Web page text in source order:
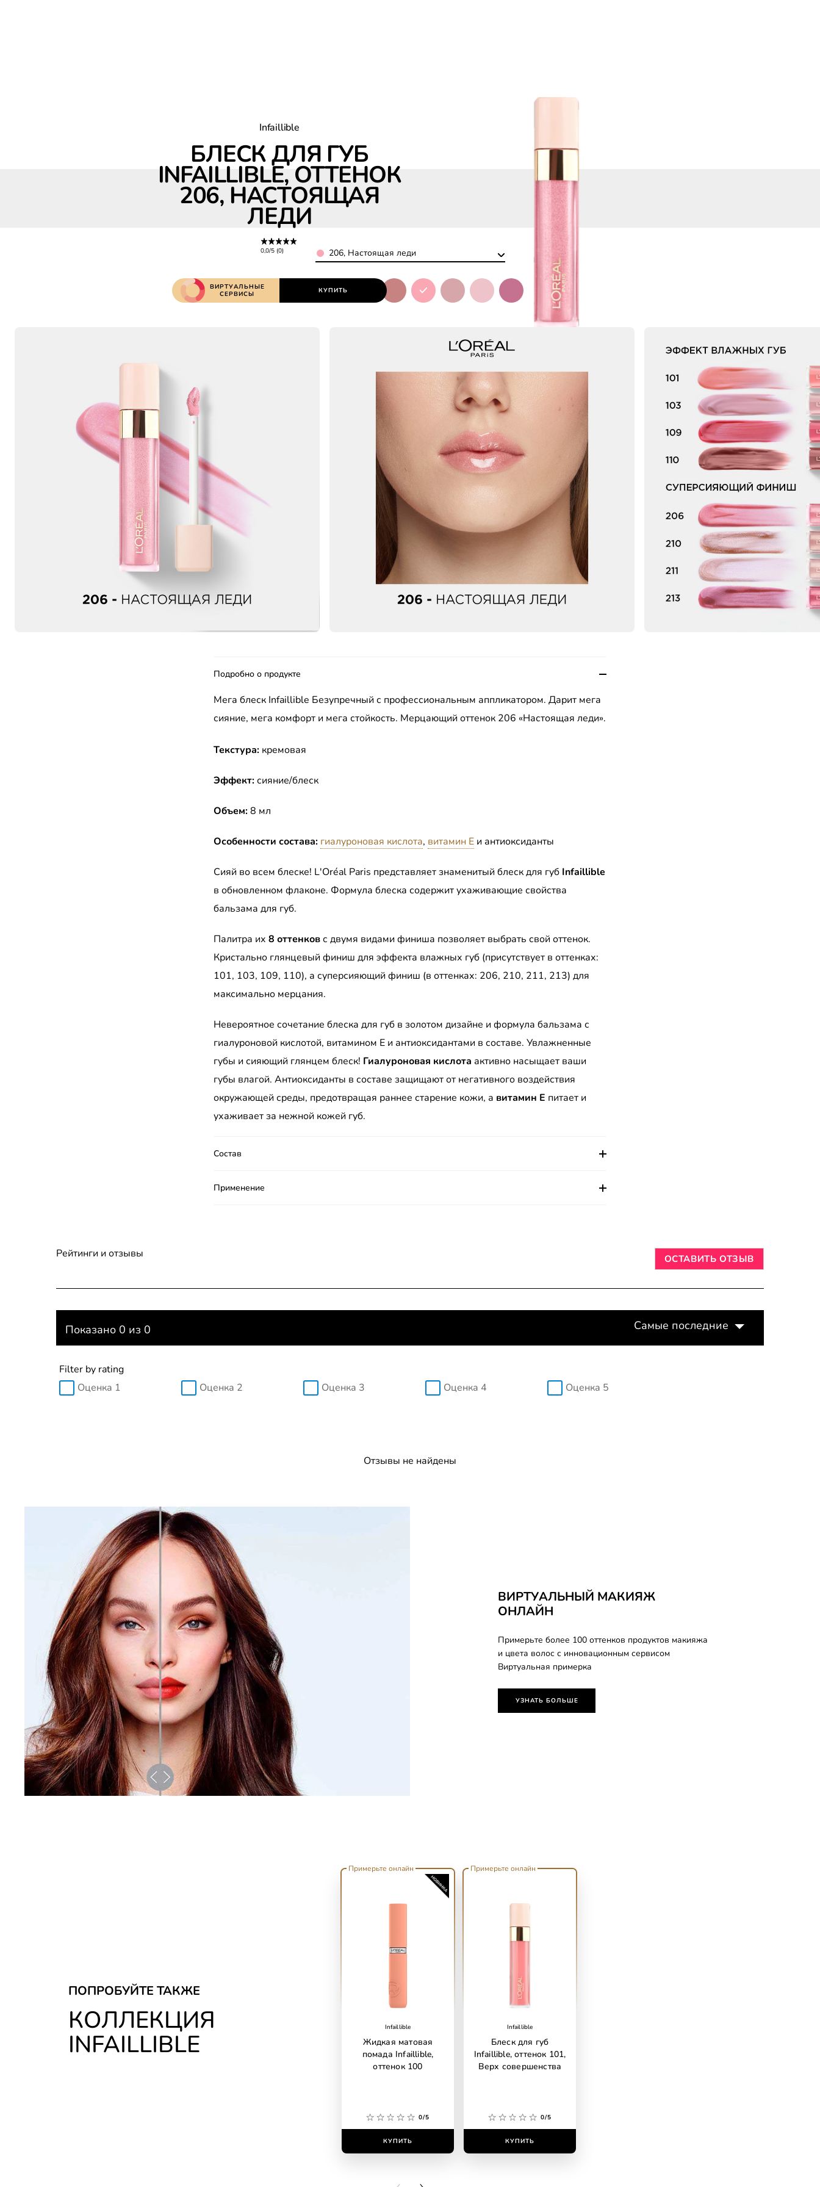
Infaillible
БЛЕСК ДЛЯ ГУБ
INFAILLIBLE, ОТТЕНОК
206, НАСТОЯЩАЯ
ЛЕДИ
0,0/5 (0)
ВИРТУАЛЬНЫЕ
СЕРВИСЫ
КУПИТЬ
Color206, Настоящая леди
Подробно о продукте
Мега блеск Infaillible Безупречный с профессиональным аппликатором. Дарит мега
сияние, мега комфорт и мега стойкость. Мерцающий оттенок 206 «Настоящая леди».
Текстура: кремовая
Эффект:сияние/блеск
Объем:8 мл
Особенности состава: гиалуроновая кислота, витамин Е и антиоксиданты
Сияй во всем блеске! L'Oréal Paris представляет знаменитый блеск для губ Infaillible
в обновленном флаконе. Формула блеска содержит ухаживающие свойства
бальзама для губ.
Палитра их 8 оттенковс двумя видами финиша позволяет выбрать свой оттенок.
Кристально глянцевый финиш для эффекта влажных губ (присутствует в оттенках:
101, 103, 109, 110), а суперсияющий финиш (в оттенках: 206, 210, 211, 213) для
максимально мерцания.
Невероятное сочетание блеска для губ в золотом дизайне и формула бальзама с
гиалуроновой кислотой, витамином Е и антиоксидантами в составе. Увлажненные
губы и сияющий глянцем блеск! Гиалуроновая кислота активно насыщает ваши
губы влагой. Антиоксиданты в составе защищают от негативного воздействия
окружающей среды, предотвращая раннее старение кожи, а витамин Е питает и
ухаживает за нежной кожей губ.
Состав
Применение
Рейтинги и отзывы ОСТАВИТЬ ОТЗЫВ
Показано 0 из 0 Самые последние
Filter by rating
Оценка 1
Оценка 2 Оценка 3 Оценка 4 Оценка 5
Отзывы не найдены
ВИРТУАЛЬНЫЙ МАКИЯЖ
ОНЛАЙН
Примерьте более 100 оттенков продуктов макияжа
и цвета волос с инновационным сервисом
Виртуальная примерка
УЗНАТЬ БОЛЬШЕ
КОЛЛЕКЦИЯ
INFAILLIBLE
ПОПРОБУЙТЕ ТАКЖЕ
Примерьте онлайн
Infaillible
Жидкая матовая
помада Infaillible,
оттенок 100
0/5
КУПИТЬ
Примерьте онлайн
Infaillible
Блеск для губ
Infaillible, оттенок 101,
Верх совершенства
0/5
КУПИТЬ
Блеск для губ Infaillible, оттенок 206, Настоящая леди